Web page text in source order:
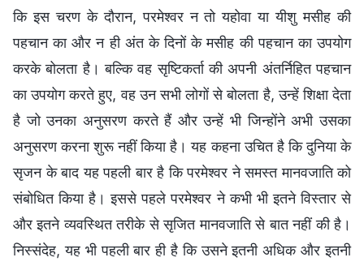
कि इस चरण के दौरान, परमेश्वर न तो यहोवा या यीशु मसीह की
पहचान का और न ही अंत के दिनों के मसीह की पहचान का उपयोग
करके बोलता है। बल्कि वह सृष्टिकर्ता की अपनी अंतर्निहित पहचान
का उपयोग करते हुए, वह उन सभी लोगों से बोलता है, उन्हें शिक्षा देता
है जो उनका अनुसरण करते हैं और उन्हें भी जिन्होंने अभी उसका
अनुसरण करना शुरू नहीं किया है। यह कहना उचित है कि दुनिया के
सृजन के बाद यह पहली बार है कि परमेश्वर ने समस्त मानवजाति को
संबोधित किया है। इससे पहले परमेश्वर ने कभी भी इतने विस्तार से
और इतने व्यवस्थित तरीके से सृजित मानवजाति से बात नहीं की है।
निस्संदेह, यह भी पहली बार ही है कि उसने इतनी अधिक और इतनी